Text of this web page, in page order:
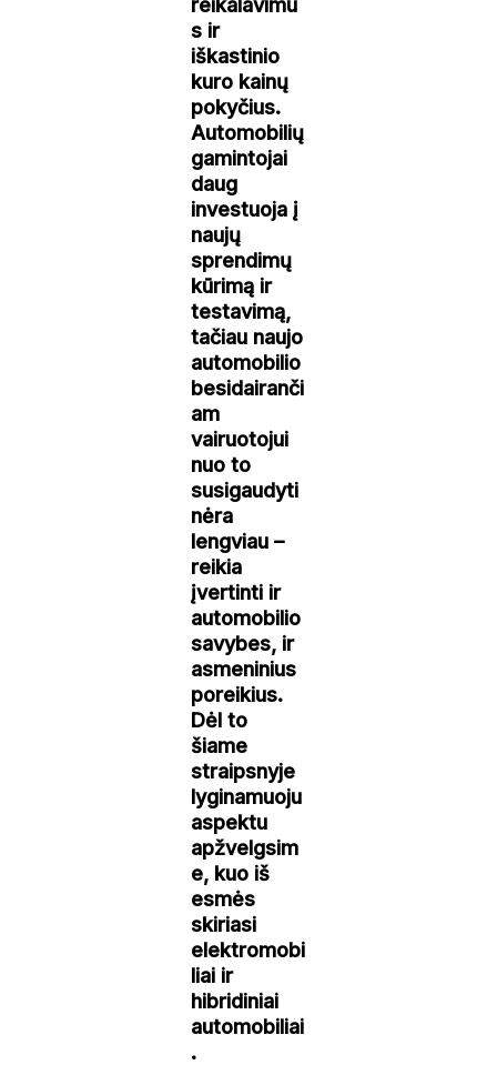
s ir
iškastinio
kuro kainų
pokyčius.
Automobilių
gamintojai
daug
investuoja į
naujų
sprendimų
kūrimą ir
testavimą,
tačiau naujo
automobilio
besidairanči
am
vairuotojui
nuo to
susigaudyti
nėra
lengviau –
reikia
įvertinti ir
automobilio
savybes, ir
asmeninius
poreikius.
Dėl to
šiame
straipsnyje
lyginamuoju
aspektu
apžvelgsim
e, kuo iš
esmės
skiriasi
elektromobi
liai ir
hibridiniai
automobiliai
.